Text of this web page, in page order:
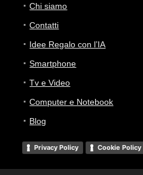
Chi siamo
Contatti
Idee Regalo con l’IA
Smartphone
Tv e Video
Computer e Notebook
Blog
Privacy Policy Cookie Policy